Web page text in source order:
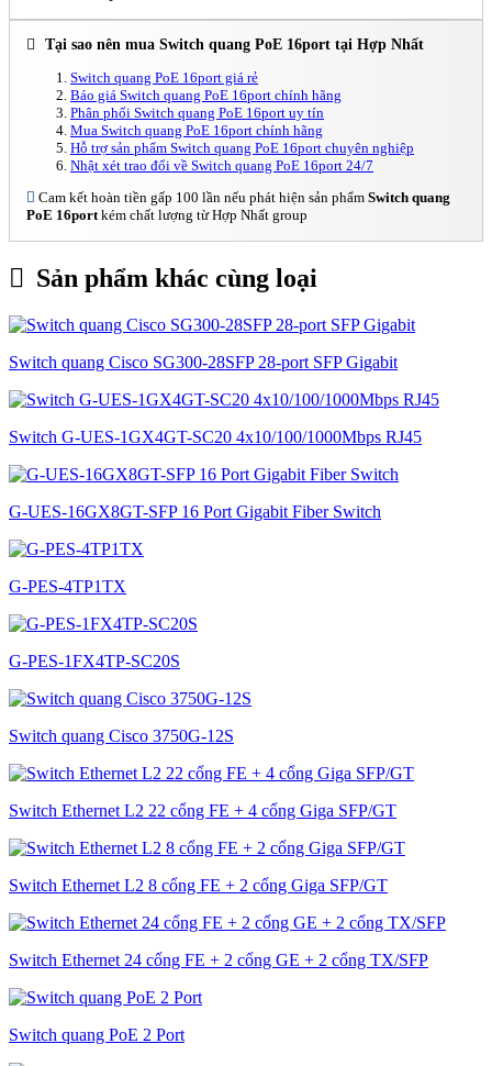
Tại sao nên mua Switch quang PoE 16port tại Hợp Nhất
Switch quang PoE 16port giá rẻ
Báo giá Switch quang PoE 16port chính hãng
Phân phối Switch quang PoE 16port uy tín
Mua Switch quang PoE 16port chính hãng
Hỗ trợ sản phẩm Switch quang PoE 16port chuyên nghiệp
Nhật xét trao đổi về Switch quang PoE 16port 24/7
Cam kết hoàn tiền gấp 100 lần nếu phát hiện sản phẩm Switch quang
PoE 16portkém chất lượng từ Hợp Nhất group
Sản phẩm khác cùng loại
Switch quang Cisco SG300-28SFP 28-port SFP Gigabit
Switch G-UES-1GX4GT-SC20 4x10/100/1000Mbps RJ45
G-UES-16GX8GT-SFP 16 Port Gigabit Fiber Switch
G-PES-4TP1TX
G-PES-1FX4TP-SC20S
Switch quang Cisco 3750G-12S
Switch Ethernet L2 22 cổng FE + 4 cổng Giga SFP/GT
Switch Ethernet L2 8 cổng FE + 2 cổng Giga SFP/GT
Switch Ethernet 24 cổng FE + 2 cổng GE + 2 cổng TX/SFP
Switch quang PoE 2 Port